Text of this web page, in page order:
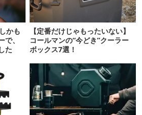
かも
、
た
【定番だけじゃもったいない】
コールマンの“今どき”クーラー
ボックス7選！